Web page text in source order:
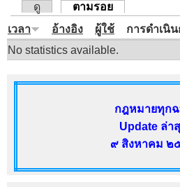
แท็บหลัก
ดู ตามรอย
เวลา
อ้างอิง ผู้ใช้
การดำเนิ
No statistics available.
กฎหมายทุก
Update ล่า
๙ สิงหาคม ๒